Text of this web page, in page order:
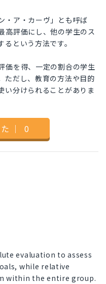
・ア・カーヴ」とも呼ば
高評価にし、他の学生のス
という方法です。
価を得、一定の割合の学生
ただし、教育の方法や目的
い分けられることがありま
｜ 0
evaluation to assess
while relative
within the entire group.